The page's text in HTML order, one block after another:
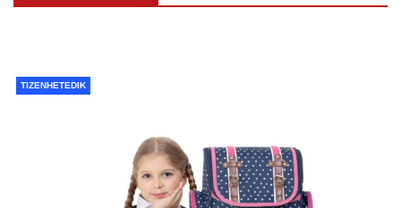
TIZENHETEDIK